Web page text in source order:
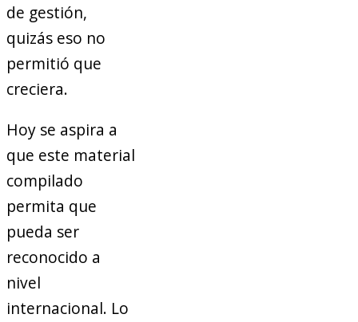
de gestión,
quizás eso no
permitió que
creciera.
Hoy se aspira a
que este material
compilado
permita que
pueda ser
reconocido a
nivel
internacional. Lo